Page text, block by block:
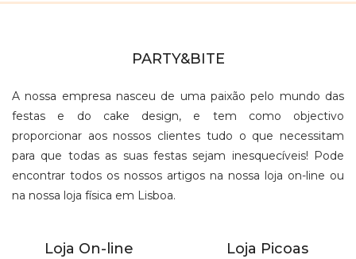
PARTY&BITE
A nossa empresa nasceu de uma paixão pelo mundo das
festas e do cake design, e tem como objectivo
proporcionar aos nossos clientes tudo o que necessitam
para que todas as suas festas sejam inesquecíveis! Pode
encontrar todos os nossos artigos na nossa loja on-line ou
na nossa loja física em Lisboa.
Loja On-line Loja Picoas